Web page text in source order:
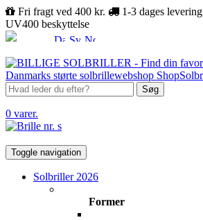
Fri fragt ved 400 kr. 1-3 dages levering
UV400 beskyttelse
Søg
0 varer.
Toggle navigation
Solbriller 2026
Former